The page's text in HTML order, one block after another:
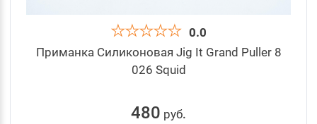
0.0
Приманка Силиконовая Jig It Grand Puller 8
026 Squid
480 руб.